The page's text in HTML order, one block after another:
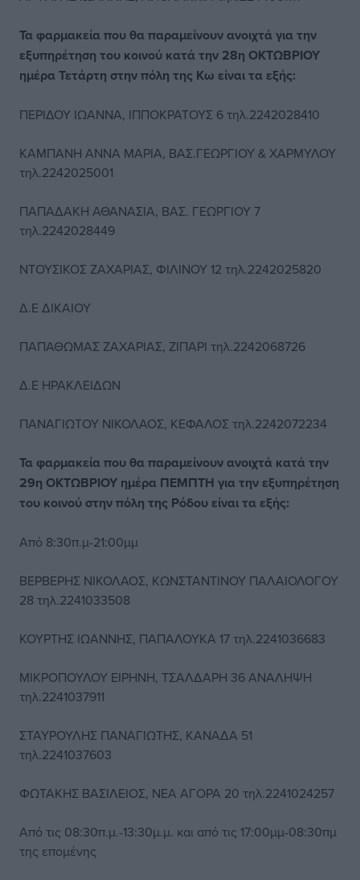
Τα φαρμακεία που θα παραμείνουν ανοιχτά για την
εξυπηρέτηση του κοινού κατά την 28η ΟΚΤΩΒΡΙΟΥ
ημέρα Τετάρτη στην πόλη της Κω είναι τα εξής:
ΠΕΡΙΔΟΥ ΙΩΑΝΝΑ, ΙΠΠΟΚΡΑΤΟΥΣ 6 τηλ.2242028410
ΚΑΜΠΑΝΗ ΑΝΝΑ ΜΑΡΙΑ, ΒΑΣ.ΓΕΩΡΓΙΟΥ & ΧΑΡΜΥΛΟΥ
τηλ.2242025001
ΠΑΠΑΔΑΚΗ ΑΘΑΝΑΣΙΑ, ΒΑΣ. ΓΕΩΡΓΙΟΥ 7
τηλ.2242028449
ΝΤΟΥΣΙΚΟΣ ΖΑΧΑΡΙΑΣ, ΦΙΛΙΝΟΥ 12 τηλ.2242025820
Δ.Ε ΔΙΚΑΙΟΥ
ΠΑΠΑΘΩΜΑΣ ΖΑΧΑΡΙΑΣ, ΖΙΠΑΡΙ τηλ.2242068726
Δ.Ε ΗΡΑΚΛΕΙΔΩΝ
ΠΑΝΑΓΙΩΤΟΥ ΝΙΚΟΛΑΟΣ, ΚΕΦΑΛΟΣ τηλ.2242072234
Τα φαρμακεία που θα παραμείνουν ανοιχτά κατά την
29η ΟΚΤΩΒΡΙΟΥ ημέρα ΠΕΜΠΤΗ για την εξυπηρέτηση
του κοινού στην πόλη της Ρόδου είναι τα εξής:
Από 8:30π.μ-21:00μμ
ΒΕΡΒΕΡΗΣ ΝΙΚΟΛΑΟΣ, ΚΩΝΣΤΑΝΤΙΝΟΥ ΠΑΛΑΙΟΛΟΓΟΥ
28 τηλ.2241033508
ΚΟΥΡΤΗΣ ΙΩΑΝΝΗΣ, ΠΑΠΑΛΟΥΚΑ 17 τηλ.2241036683
ΜΙΚΡΟΠΟΥΛΟΥ ΕΙΡΗΝΗ, ΤΣΑΛΔΑΡΗ 36 ΑΝΑΛΗΨΗ
τηλ.2241037911
ΣΤΑΥΡΟΥΛΗΣ ΠΑΝΑΓΙΩΤΗΣ, ΚΑΝΑΔΑ 51
τηλ.2241037603
ΦΩΤΑΚΗΣ ΒΑΣΙΛΕΙΟΣ, ΝΕΑ ΑΓΟΡΑ 20 τηλ.2241024257
Από τις 08:30π.μ.-13:30μ.μ. και από τις 17:00μμ-08:30πμ
της επομένης